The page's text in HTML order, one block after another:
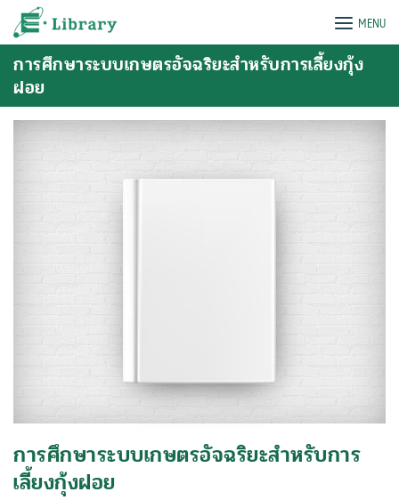
Skip
e-Library MENU
การศึกษาระบบเกษตรอัจฉริยะสําหรับการเลี้ยงกุ้ง
ฝอย
การศึกษาระบบเกษตรอัจฉริยะสําหรับการ
เลี้ยงกุ้งฝอย